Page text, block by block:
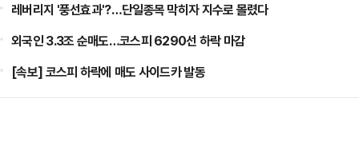
레버리지 '풍선효과'?…단일종목 막히자 지수로 몰렸다
외국인 3.3조 순매도…코스피 6290선 하락 마감
[속보] 코스피 하락에 매도 사이드카 발동